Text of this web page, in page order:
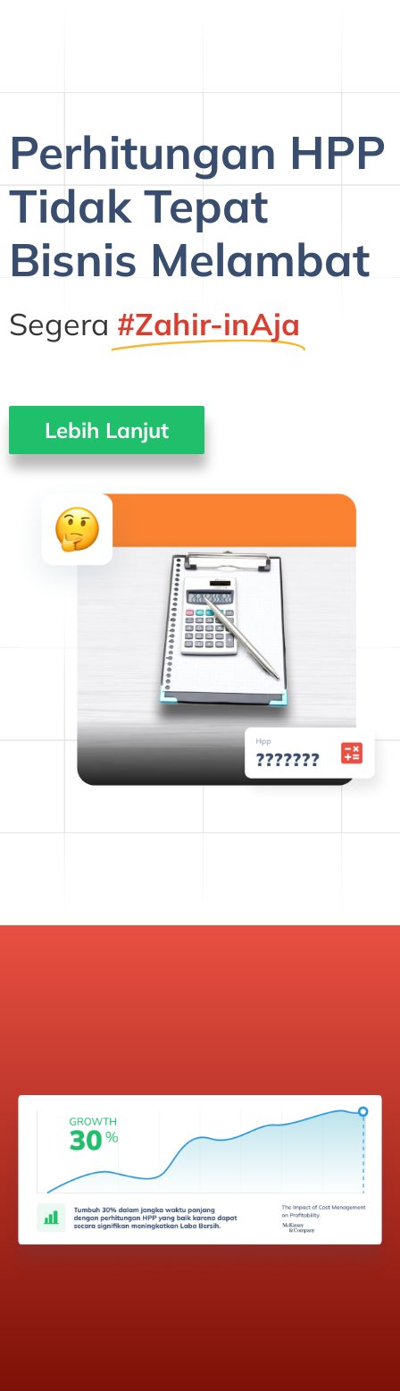
Perhitungan HPP
Tidak Tepat
Bisnis Melambat
Segera #Zahir-inAja
Lebih Lanjut